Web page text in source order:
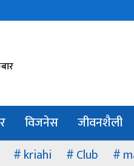
विजनेस जीवनशैली
kriahi Club